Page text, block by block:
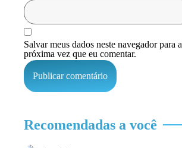
Salvar meus dados neste navegador para a
próxima vez que eu comentar.
Recomendadas a você